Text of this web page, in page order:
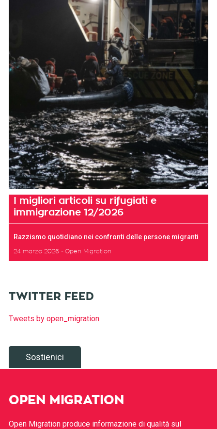
I migliori articoli su rifugiati e
immigrazione 12/2026
Razzismo quotidiano nei confronti delle persone migranti
24 marzo 2026 Open Migration
TWITTER FEED
Tweets by open_migration
Sostienici
OPEN MIGRATION
Open Migration produce informazione di qualità sul